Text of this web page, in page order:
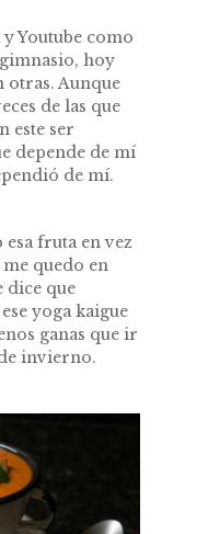
Youtube como
hoy
otras. Aunque
de las que
este ser
depende de mí
de mí.
fruta en vez
quedo en
dice que
yoga kaigue
ganas que ir
invierno.